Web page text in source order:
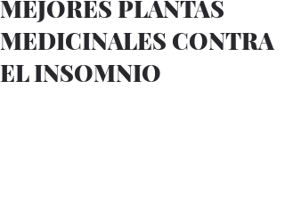
MEJORES PLANTAS
MEDICINALES CONTRA
EL INSOMNIO